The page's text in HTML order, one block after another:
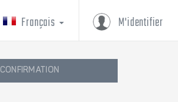
M'identifier
Français
CONFIRMATION